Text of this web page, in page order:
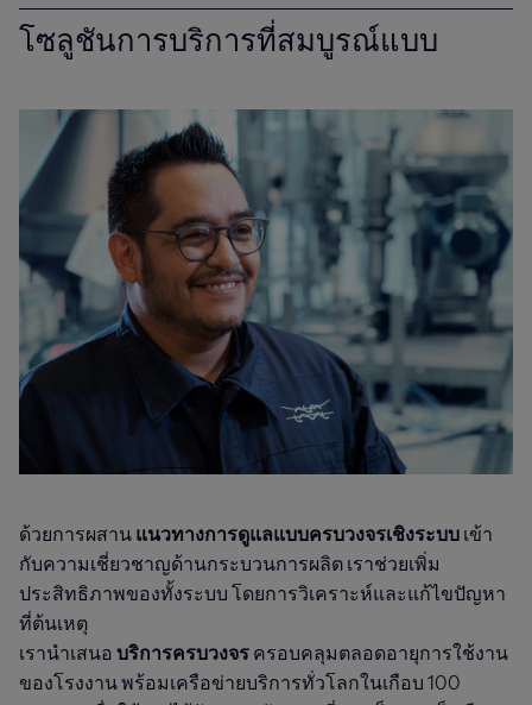
โซลูชันการบริการที่สมบูรณ์แบบ
ด้วยการผสานแนวทางการดูแลแบบครบวงจรเชิงระบบเข้า
กับความเชี่ยวชาญด้านกระบวนการผลิต เราช่วยเพิ่ม
ประสิทธิภาพของทั้งระบบ โดยการวิเคราะห์และแก้ไขปัญหา
ที่ต้นเหตุ
เรานำเสนอบริการครบวงจรครอบคลุมตลอดอายุการใช้งาน
ของโรงงาน พร้อมเครือข่ายบริการทั่วโลกในเกือบ 100